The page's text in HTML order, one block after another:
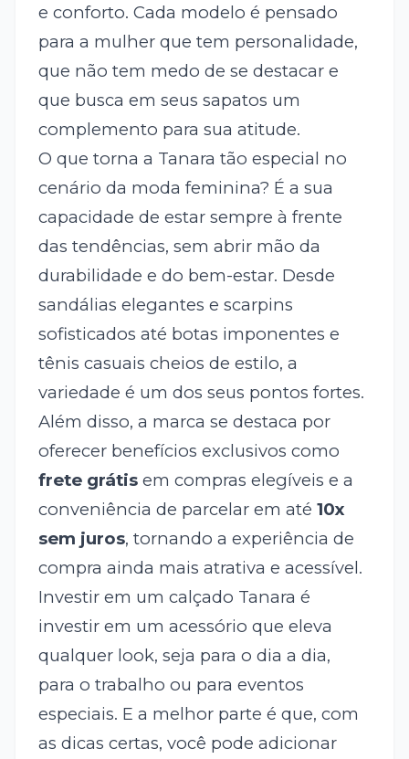
e conforto. Cada modelo é pensado
para a mulher que tem personalidade,
que não tem medo de se destacar e
que busca em seus sapatos um
complemento para sua atitude.
O que torna a Tanara tão especial no
cenário da moda feminina? É a sua
capacidade de estar sempre à frente
das tendências, sem abrir mão da
durabilidade e do bem-estar. Desde
sandálias elegantes e scarpins
sofisticados até botas imponentes e
tênis casuais cheios de estilo, a
variedade é um dos seus pontos fortes.
Além disso, a marca se destaca por
oferecer benefícios exclusivos como
frete grátisem compras elegíveis e a
conveniência de parcelar em até 10x
sem juros, tornando a experiência de
compra ainda mais atrativa e acessível.
Investir em um calçado Tanara é
investir em um acessório que eleva
qualquer look, seja para o dia a dia,
para o trabalho ou para eventos
especiais. E a melhor parte é que, com
as dicas certas, você pode adicionar